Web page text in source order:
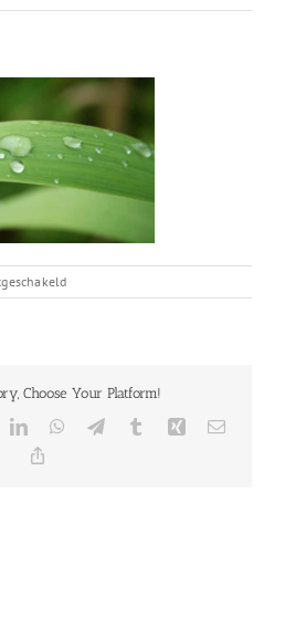
voor
blog_6
Choose Your Platform!
LinkedInWhatsApp
TelegramTumblr Xing E-